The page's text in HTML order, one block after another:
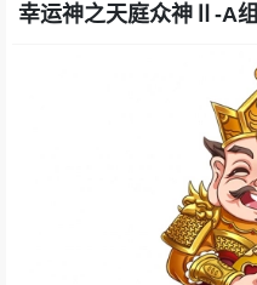
幸运神之天庭众神Ⅱ-A组